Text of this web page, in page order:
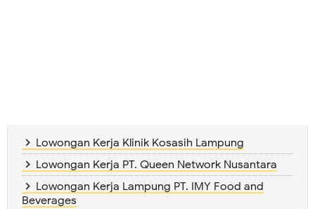
Lowongan Kerja Klinik Kosasih Lampung
Lowongan Kerja PT. Queen Network Nusantara
Lowongan Kerja Lampung PT. IMY Food and
Beverages